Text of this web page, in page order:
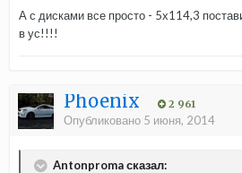
А с дисками все просто - 5х114,3
в ус!!!!
Phoenix 2 961
Опубликовано 5 июня, 2014
Antonproma сказал: